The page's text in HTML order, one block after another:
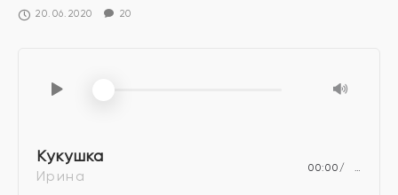
20.06.2020 20
Кукушка
Ирина 00:00 …